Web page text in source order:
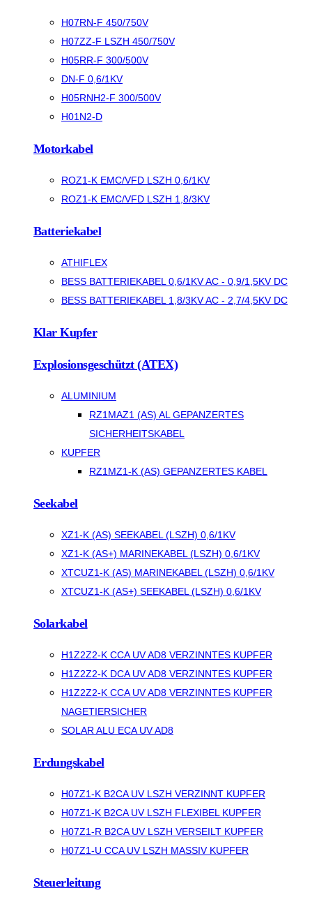
H07RN-F 450/750V
H07ZZ-F LSZH 450/750V
H05RR-F 300/500V
DN-F 0,6/1KV
H05RNH2-F 300/500V
H01N2-D
Motorkabel
ROZ1-K EMC/VFD LSZH 0,6/1KV
ROZ1-K EMC/VFD LSZH 1,8/3KV
Batteriekabel
ATHIFLEX
BESS BATTERIEKABEL 0,6/1KV AC - 0,9/1,5KV DC
BESS BATTERIEKABEL 1,8/3KV AC - 2,7/4,5KV DC
Klar Kupfer
Explosionsgeschützt (ATEX)
ALUMINIUM
RZ1MAZ1 (AS) AL GEPANZERTES
SICHERHEITSKABEL
KUPFER
RZ1MZ1-K (AS) GEPANZERTES KABEL
Seekabel
XZ1-K (AS) SEEKABEL (LSZH) 0,6/1KV
XZ1-K (AS+) MARINEKABEL (LSZH) 0,6/1KV
XTCUZ1-K (AS) MARINEKABEL (LSZH) 0,6/1KV
XTCUZ1-K (AS+) SEEKABEL (LSZH) 0,6/1KV
Solarkabel
H1Z2Z2-K CCA UV AD8 VERZINNTES KUPFER
H1Z2Z2-K DCA UV AD8 VERZINNTES KUPFER
H1Z2Z2-K CCA UV AD8 VERZINNTES KUPFER
NAGETIERSICHER
SOLAR ALU ECA UV AD8
Erdungskabel
H07Z1-K B2CA UV LSZH VERZINNT KUPFER
H07Z1-K B2CA UV LSZH FLEXIBEL KUPFER
H07Z1-R B2CA UV LSZH VERSEILT KUPFER
H07Z1-U CCA UV LSZH MASSIV KUPFER
Steuerleitung